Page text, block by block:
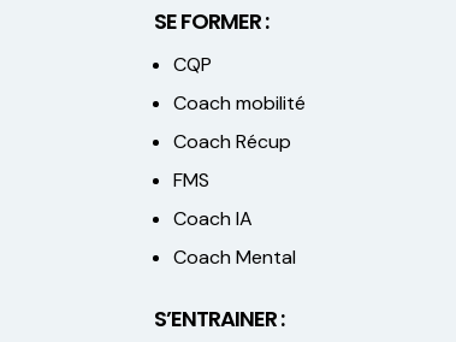
SE FORMER :
CQP
Coach mobilité
Coach Récup
FMS
Coach IA
Coach Mental
S’ENTRAINER :